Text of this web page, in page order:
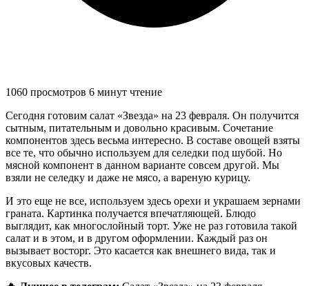
1060 просмотров 6 минут чтение
Сегодня готовим салат «Звезда» на 23 февраля. Он получится
сытным, питательным и довольно красивым. Сочетание
компонентов здесь весьма интересно. В составе овощей взяты
все те, что обычно используем для селедки под шубой. Но
мясной компонент в данном варианте совсем другой. Мы
взяли не селедку и даже не мясо, а вареную курицу.
И это еще не все, используем здесь орехи и украшаем зернами
граната. Картинка получается впечатляющей. Блюдо
выглядит, как многослойный торт. Уже не раз готовила такой
салат и в этом, и в другом оформлении. Каждый раз он
вызывает восторг. Это касается как внешнего вида, так и
вкусовых качеств.